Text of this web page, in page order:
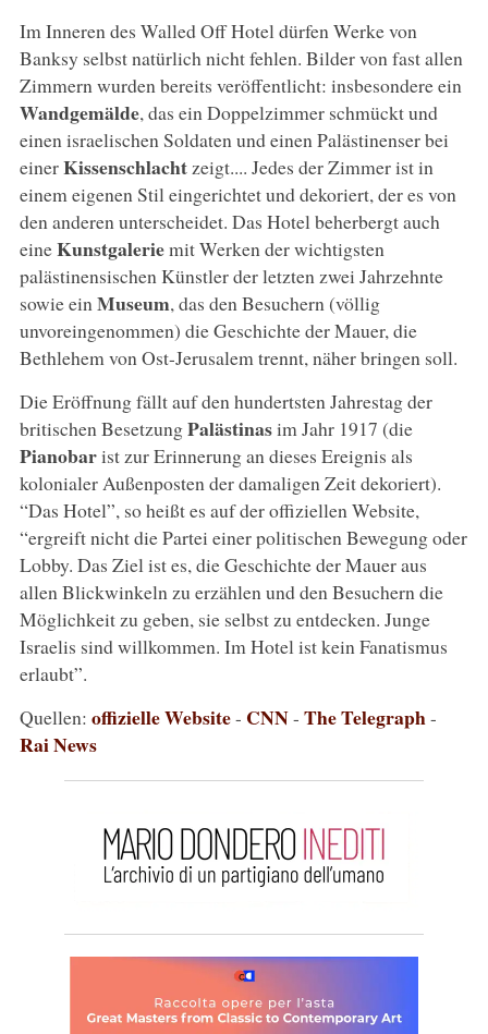
Im Inneren des Walled Off Hotel dürfen Werke von
Banksy selbst natürlich nicht fehlen. Bilder von fast allen
Zimmern wurden bereits veröffentlicht: insbesondere ein
Wandgemälde, das ein Doppelzimmer schmückt und
einen israelischen Soldaten und einen Palästinenser bei
einerKissenschlachtzeigt.... Jedes der Zimmer ist in
einem eigenen Stil eingerichtet und dekoriert, der es von
den anderen unterscheidet. Das Hotel beherbergt auch
eineKunstgaleriemit Werken der wichtigsten
palästinensischen Künstler der letzten zwei Jahrzehnte
sowie ein Museum, das den Besuchern (völlig
unvoreingenommen) die Geschichte der Mauer, die
Bethlehem von Ost-Jerusalem trennt, näher bringen soll.
Die Eröffnung fällt auf den hundertsten Jahrestag der
britischen BesetzungPalästinasim Jahr 1917 (die
Pianobarist zur Erinnerung an dieses Ereignis als
kolonialer Außenposten der damaligen Zeit dekoriert).
“Das Hotel”, so heißt es auf der offiziellen Website,
“ergreift nicht die Partei einer politischen Bewegung oder
Lobby. Das Ziel ist es, die Geschichte der Mauer aus
allen Blickwinkeln zu erzählen und den Besuchern die
Möglichkeit zu geben, sie selbst zu entdecken. Junge
Israelis sind willkommen. Im Hotel ist kein Fanatismus
erlaubt”.
Quellen: offizielle Website- CNN- The Telegraph-
Rai News